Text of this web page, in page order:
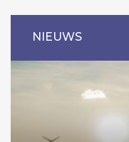
NIEUWS